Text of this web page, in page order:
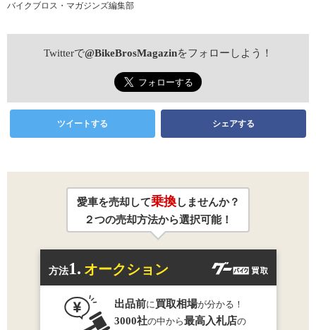
バイクブロス・マガジンズ編集部
Twitterで@BikeBrosMagazinをフォローしよう！
ツイートする シェアする
愛車を売却して乗換しませんか？
２つの売却方法から選択可能！
方法1. オークション
出品前に買取相場が分かる！
3000社の中から最高入札店の